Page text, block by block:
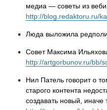
медиа — советы из
http://blog.redaktoru.ru/
Люда выложила
Совет Максима
http://artgorbunov.ru/bb/
Нил Патель говорит о
старого контента
создавать новый,